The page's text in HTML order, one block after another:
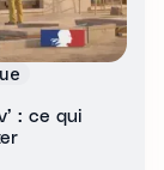
: ce qui